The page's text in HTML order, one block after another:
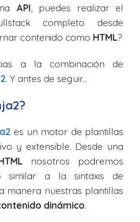
API, puedes realizar el
completo desde
contenido como HTML?
a la combinación de
. Y antes de seguir...
es un motor de plantillas
y extensible. Desde una
nosotros podremos
similar a la sintaxis de
manera nuestras plantillas
dinámico.